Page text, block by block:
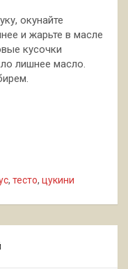
окунайте
и жарьте в масле
кусочки
лишнее масло.
, тесто, цукини